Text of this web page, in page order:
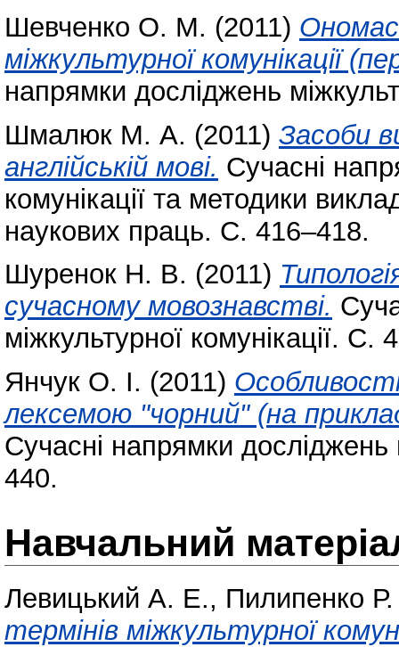
Шевченко О. М. (2011)
міжкультурної комунікації
напрямки досліджень
Шмалюк М. А. (2011) Засоби
англійській мові. Cучасні
комунікації та методики
наукових праць. С. 416–418.
Шуренок Н. В. (2011)
сучасному мовознавстві.
міжкультурної комунікації. С.
Янчук О. І. (2011)
лексемою "чорний" (на
Cучасні напрямки досліджень
440.
Навчальний
Левицький А. Е., Пилипенко
термінів міжкультурної